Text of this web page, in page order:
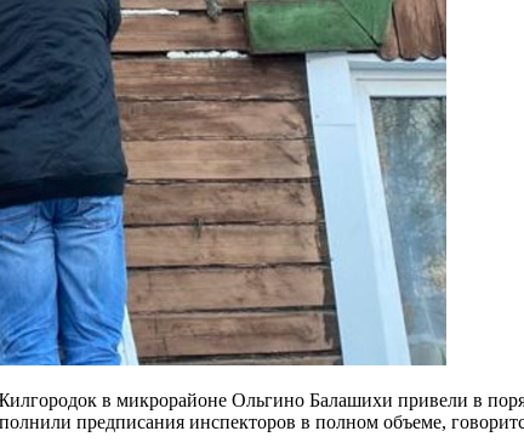
в микрорайоне Ольгино Балашихи привели в
предписания инспекторов в полном объеме,